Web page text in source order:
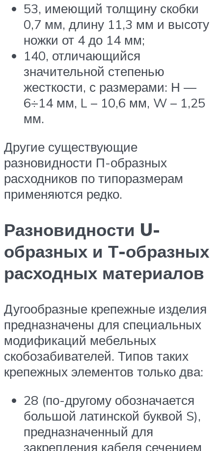
53, имеющий толщину скобки
0,7 мм, длину 11,3 мм и высоту
ножки от 4 до 14 мм;
140, отличающийся
значительной степенью
жесткости, с размерами: Н —
6÷14 мм, L – 10,6 мм, W – 1,25
мм.
Другие существующие
разновидности П-образных
расходников по типоразмерам
применяются редко.
Разновидности U-
образных и Т-образных
расходных материалов
Дугообразные крепежные изделия
предназначены для специальных
модификаций мебельных
скобозабивателей. Типов таких
крепежных элементов только два:
28 (по-другому обозначается
большой латинской буквой S),
предназначенный для
закрепления кабеля сечением